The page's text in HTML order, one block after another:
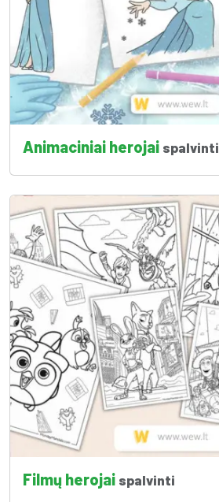
Animaciniai herojai spalvinti
Filmų herojai spalvinti